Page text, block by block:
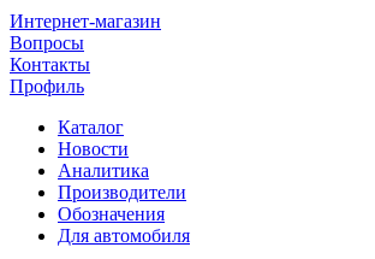
Интернет-магазин
Вопросы
Контакты
Профиль
Каталог
Новости
Аналитика
Производители
Обозначения
Для автомобиля